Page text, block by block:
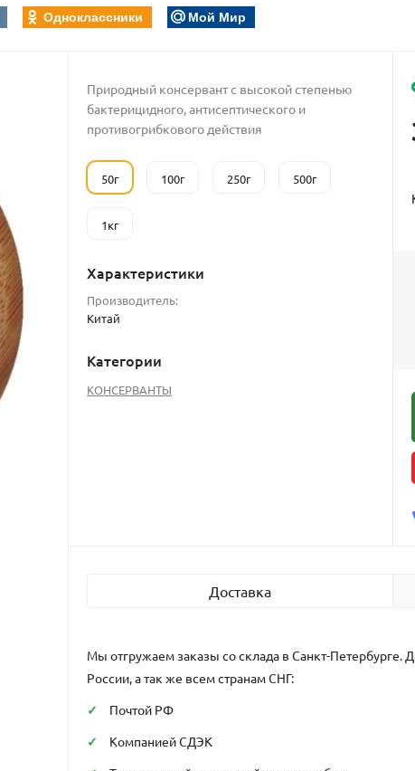
Одноклассники Мой Мир
Природный консервант с высокой степенью
бактерицидного, антисептического и
противогрибкового действия
50г 100г 250г 500г
1кг
Характеристики
Производитель:
Китай
Категории
КОНСЕРВАНТЫ
Доставка
Мы отгружаем заказы со склада в Санкт-Петербурге.
России, а так же всем странам СНГ:
Почтой РФ
Компанией СДЭК